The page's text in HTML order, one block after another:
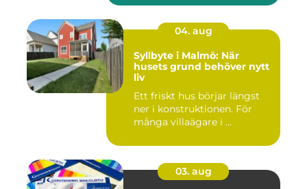
04. aug
Syllbyte i Malmö: När
husets grund behöver nytt
liv
Ett friskt hus börjar längst
ner i konstruktionen. För
många villaägare i ...
03. aug